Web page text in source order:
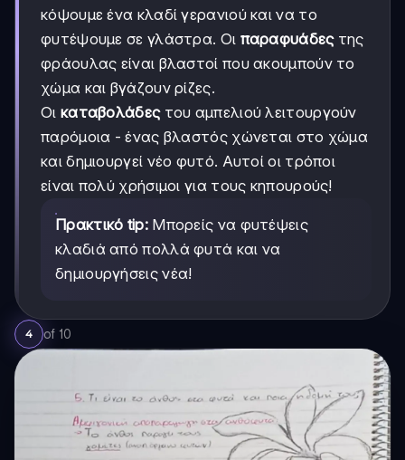
κόψουμε ένα κλαδί γερανιού και να το
φυτέψουμε σε γλάστρα. Οι παραφυάδεςτης
φράουλας είναι βλαστοί που ακουμπούν το
χώμα και βγάζουν ρίζες.
Οι καταβολάδεςτου αμπελιού λειτουργούν
παρόμοια - ένας βλαστός χώνεται στο χώμα
και δημιουργεί νέο φυτό. Αυτοί οι τρόποι
είναι πολύ χρήσιμοι για τους κηπουρούς!
Πρακτικό tip:Μπορείς να φυτέψεις
κλαδιά από πολλά φυτά και να
δημιουργήσεις νέα!
4 of 10